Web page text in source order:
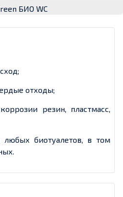
БИО WC
отходы;
резин, пластмасс,
любых биотуалетов, в том